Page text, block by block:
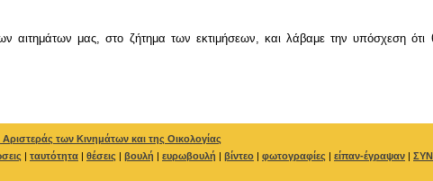
αιτημάτων μας, στο ζήτημα των εκτιμήσεων, και λάβαμε την υπόσχεση
των Κινημάτων και της Οικολογίας
| ταυτότητα | θέσεις | βουλή | ευρωβουλή | βίντεο | φωτογραφίες | είπαν-έγραψαν |